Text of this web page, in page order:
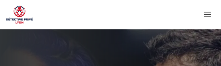
Aller
au
contenu